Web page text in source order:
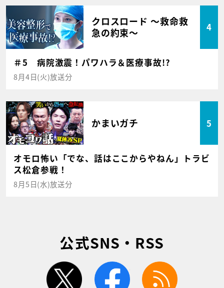
クロスロード ～救命救
急の約束～
4
＃5 病院激震！パワハラ＆医療事故!?
8月4日(火)放送分
かまいガチ 5
オモロ怖い「でな、話はここからやねん」トラビ
ス松倉参戦！
8月5日(水)放送分
公式SNS・RSS
twitter facebook